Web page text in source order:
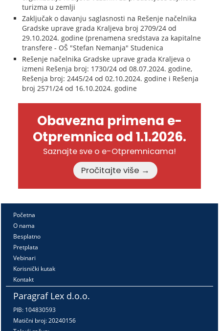
turizma u zemlji
Zaključak o davanju saglasnosti na Rešenje načelnika
Gradske uprave grada Kraljeva broj 2709/24 od
29.10.2024. godine (prenamena sredstava za kapitalne
transfere - OŠ "Stefan Nemanja" Studenica
Rešenje načelnika Gradske uprave grada Kraljeva o
izmeni Rešenja broj: 1730/24 od 08.07.2024. godine,
Rešenja broj: 2445/24 od 02.10.2024. godine i Rešenja
broj 2571/24 od 16.10.2024. godine
Obavezna primena e-
Otpremnica od 1.1.2026.
Saznajte sve o e-Otpremnicama!
Pročitajte više →
Početna
O nama
Besplatno
Pretplata
Vebinari
Korisnički kutak
Kontakt
Paragraf Lex d.o.o.
PIB: 104830593
Matični broj: 20240156